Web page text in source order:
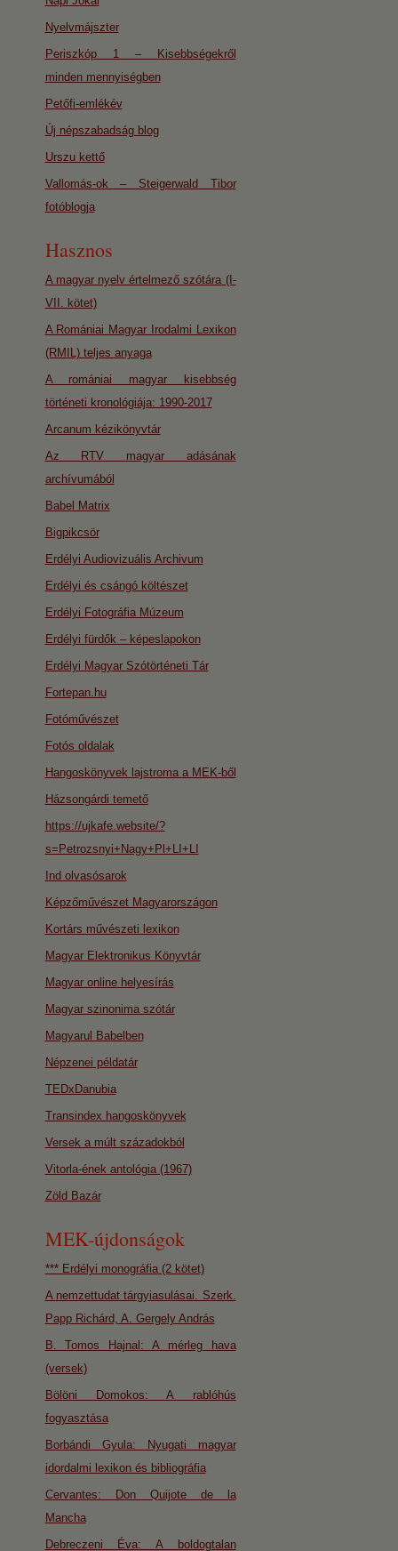
Nyelvmájszter
Periszkóp 1 – Kisebbségekről
minden mennyiségben
Petőfi-emlékév
Új népszabadság blog
Urszu kettő
Vallomás-ok – Steigerwald Tibor
fotóblogja
Hasznos
A magyar nyelv értelmező szótára (I-
VII. kötet)
A Romániai Magyar Irodalmi Lexikon
(RMIL) teljes anyaga
A romániai magyar kisebbség
történeti kronológiája: 1990-2017
Arcanum kézikönyvtár
Az RTV magyar adásának
archívumából
Babel Matrix
Bigpikcsör
Erdélyi Audiovizuális Archivum
Erdélyi és csángó költészet
Erdélyi Fotográfia Múzeum
Erdélyi fürdők – képeslapokon
Erdélyi Magyar Szótörténeti Tár
Fortepan.hu
Fotóművészet
Fotós oldalak
Hangoskönyvek lajstroma a MEK-ből
Házsongárdi temető
https://ujkafe.website/?
s=Petrozsnyi+Nagy+Pl+LI+LI
Ind olvasósarok
Képzőművészet Magyarországon
Kortárs művészeti lexikon
Magyar Elektronikus Könyvtár
Magyar online helyesírás
Magyar szinonima szótár
Magyarul Babelben
Népzenei példatár
TEDxDanubia
Transindex hangoskönyvek
Versek a múlt századokból
Vitorla-ének antológia (1967)
Zöld Bazár
MEK-újdonságok
*** Erdélyi monográfia (2 kötet)
A nemzettudat tárgyiasulásai. Szerk.
Papp Richárd, A. Gergely András
B. Tomos Hajnal: A mérleg hava
(versek)
Bölöni Domokos: A rablóhús
fogyasztása
Borbándi Gyula: Nyugati magyar
idordalmi lexikon és bibliográfia
Cervantes: Don Quijote de la
Mancha
Debreczeni Éva: A boldogtalan